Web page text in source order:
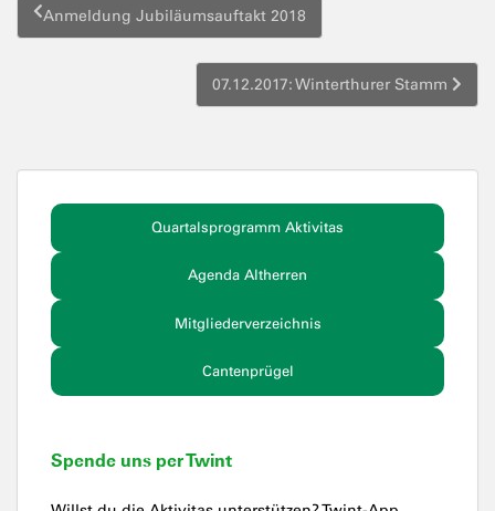
Anmeldung Jubiläumsauftakt 2018
07.12.2017: Winterthurer Stamm
Quartalsprogramm Aktivitas
Agenda Altherren
Mitgliederverzeichnis
Cantenprügel
Spende uns per Twint